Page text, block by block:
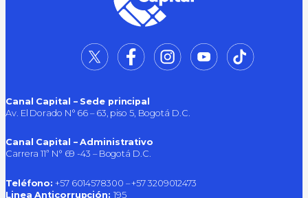
Canal Capital – Sede principal
Av. El Dorado N° 66 – 63, piso 5, Bogotá D.C.
Canal Capital – Administrativo
Carrera 11ª N° 69 -43 – Bogotá D.C.
Teléfono: +57 6014578300 – +57 3209012473
Linea Anticorrupción: 195